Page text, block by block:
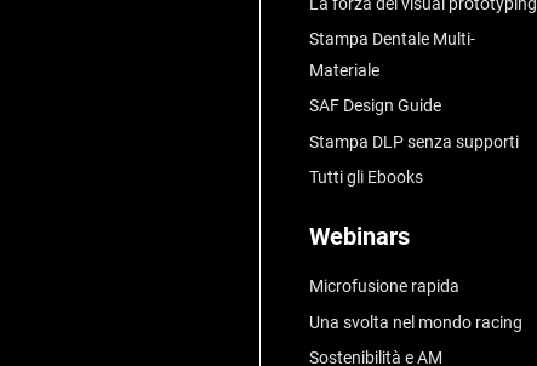
Stampa Dentale Multi-
Materiale
SAF Design Guide
Stampa DLP senza supporti
Tutti gli Ebooks
Webinars
Microfusione rapida
Una svolta nel mondo racing
Sostenibilità e AM